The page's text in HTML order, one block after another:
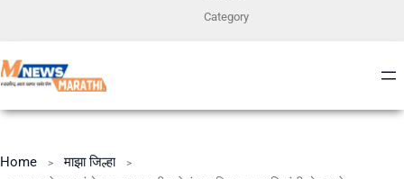
Category
Home
माझा जिल्हा